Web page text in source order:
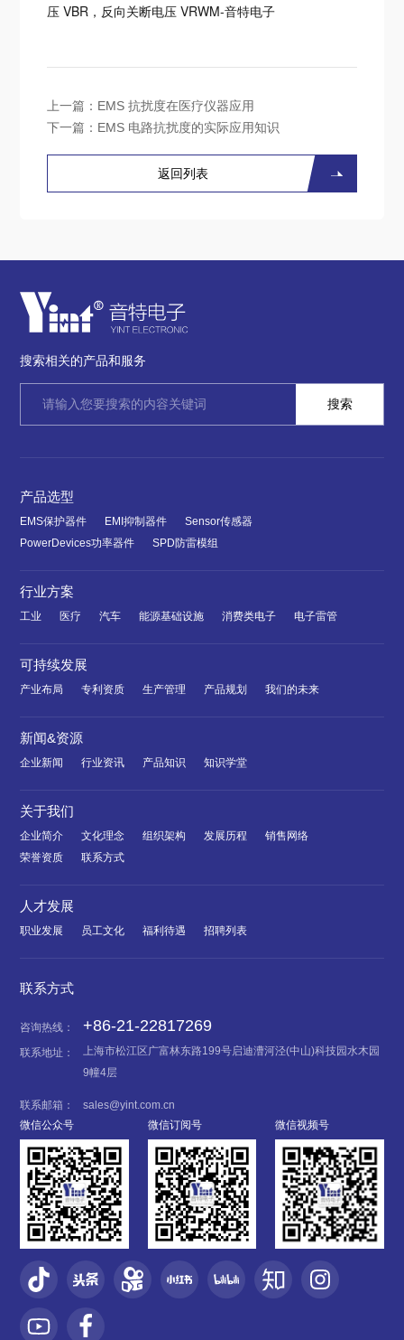
压 VBR，反向关断电压 VRWM-音特电子
上一篇： EMS 抗扰度在医疗仪器应用
下一篇： EMS 电路抗扰度的实际应用知识
返回列表
搜索相关的产品和服务
产品选型
EMS保护器件 EMI抑制器件
Sensor传感器
PowerDevices功率器件
SPD防雷模组
行业方案
工业 医疗 汽车 能源基础设施 消费类电子 电子雷管
可持续发展
产业布局 专利资质 生产管理 产品规划 我们的未来
新闻&资源
企业新闻 行业资讯 产品知识 知识学堂
关于我们
企业简介 文化理念 组织架构 发展历程
销售网络
荣誉资质
联系方式
人才发展
职业发展 员工文化 福利待遇 招聘列表
联系方式
咨询热线： +86-21-22817269
联系地址：
上海市松江区广富林东路199号启迪漕河泾(中山)科技园水木园
9幢4层
联系邮箱：
sales@yint.com.cn
微信公众号
微信订阅号 微信视频号